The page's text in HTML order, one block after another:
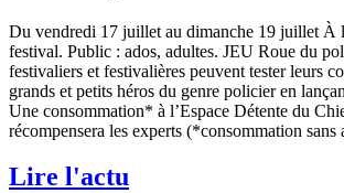
Du vendredi 17 juillet au dimanche 19 juillet À
festival. Public : ados, adultes. JEU Roue du
festivaliers et festivalières peuvent tester leurs
grands et petits héros du genre policier en
Une consommation* à l’Espace Détente du
récompensera les experts (*consommation
Lire l'actu